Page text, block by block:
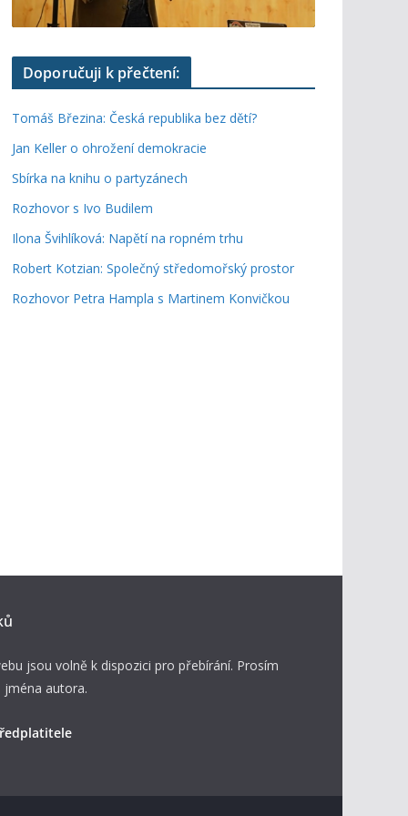
Doporučuji k přečtení:
Tomáš Březina: Česká republika bez dětí?
Jan Keller o ohrožení demokracie
Sbírka na knihu o partyzánech
Rozhovor s Ivo Budilem
Ilona Švihlíková: Napětí na ropném trhu
Robert Kotzian: Společný středomořský prostor
Rozhovor Petra Hampla s Martinem Konvičkou
jsou volně k dispozici pro přebírání. Prosím
autora.